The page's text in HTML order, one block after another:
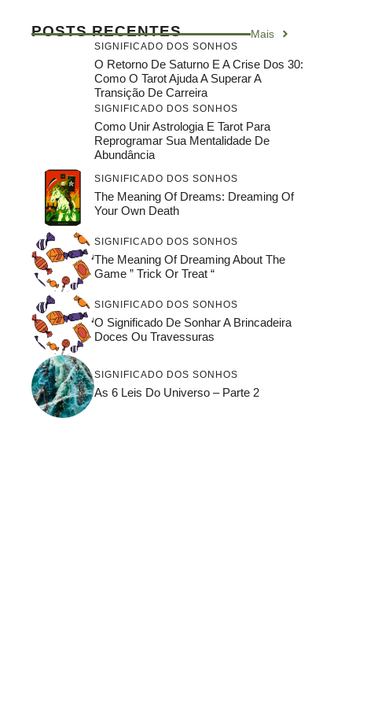
POSTS RECENTES Mais
SIGNIFICADO DOS SONHOS
O Retorno De Saturno E A Crise Dos 30:
Como O Tarot Ajuda A Superar A
Transição De Carreira
SIGNIFICADO DOS SONHOS
Como Unir Astrologia E Tarot Para
Reprogramar Sua Mentalidade De
Abundância
SIGNIFICADO DOS SONHOS
The Meaning Of Dreams: Dreaming Of
Your Own Death
SIGNIFICADO DOS SONHOS
The Meaning Of Dreaming About The
Game ” Trick Or Treat “
SIGNIFICADO DOS SONHOS
O Significado De Sonhar A Brincadeira
Doces Ou Travessuras
SIGNIFICADO DOS SONHOS
As 6 Leis Do Universo – Parte 2